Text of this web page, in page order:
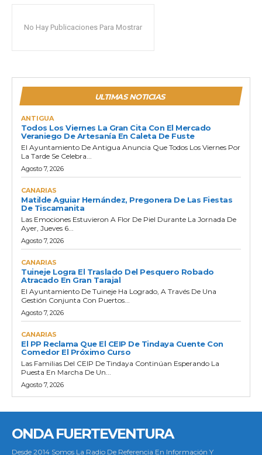
No Hay Publicaciones Para Mostrar
ULTIMAS NOTICIAS
ANTIGUA
Todos Los Viernes La Gran Cita Con El Mercado
Veraniego De Artesanía En Caleta De Fuste
El Ayuntamiento De Antigua Anuncia Que Todos Los Viernes Por
La Tarde Se Celebra...
Agosto 7, 2026
CANARIAS
Matilde Aguiar Hernández, Pregonera De Las Fiestas
De Tiscamanita
Las Emociones Estuvieron A Flor De Piel Durante La Jornada De
Ayer, Jueves 6...
Agosto 7, 2026
CANARIAS
Tuineje Logra El Traslado Del Pesquero Robado
Atracado En Gran Tarajal
El Ayuntamiento De Tuineje Ha Logrado, A Través De Una
Gestión Conjunta Con Puertos...
Agosto 7, 2026
CANARIAS
El PP Reclama Que El CEIP De Tindaya Cuente Con
Comedor El Próximo Curso
Las Familias Del CEIP De Tindaya Continúan Esperando La
Puesta En Marcha De Un...
Agosto 7, 2026
ONDA FUERTEVENTURA
Desde 2014 Somos La Radio De Referencia En Información Y